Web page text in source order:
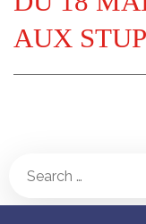
AUX